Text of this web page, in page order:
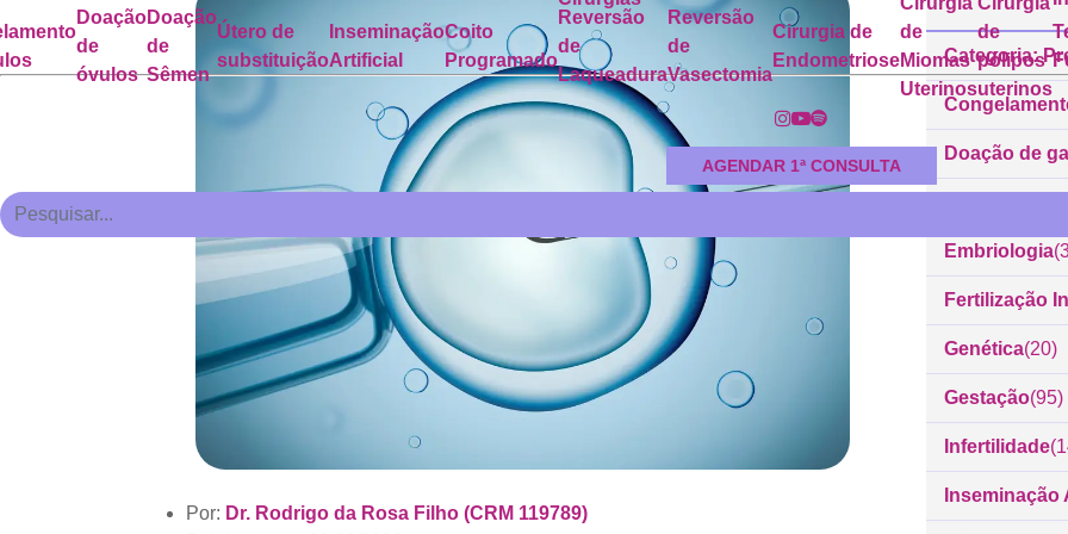
Doação
de
óvulos
Doação
de
Sêmen
Útero de
substituição
Inseminação
Artificial
Coito
Programado
Reversão
de
Laqueadura
Reversão
de
Vasectomia
Cirurgia de
Endometriose
de
Miomas
Uterinos
de
pólipos
uterinos
AGENDAR 1ª CONSULTA
Por: Dr. Rodrigo da Rosa Filho (CRM 119789)
Categoria:
Doação de
Embriologia
Fertilização
Genética(20)
Gestação(95)
Infertilidade
Inseminação